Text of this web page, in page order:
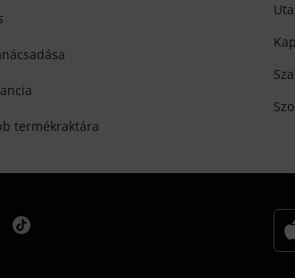
termékraktára